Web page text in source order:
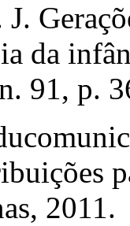
da
91, p.
2011.